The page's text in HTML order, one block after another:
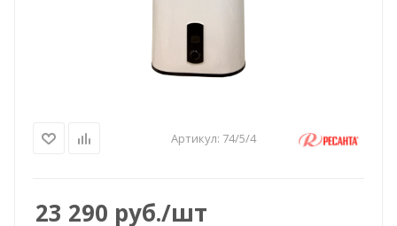
Артикул: 74/5/4
23 290 руб./шт